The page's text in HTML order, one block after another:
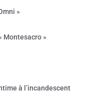
»
Montesacro »
à l’incandescent